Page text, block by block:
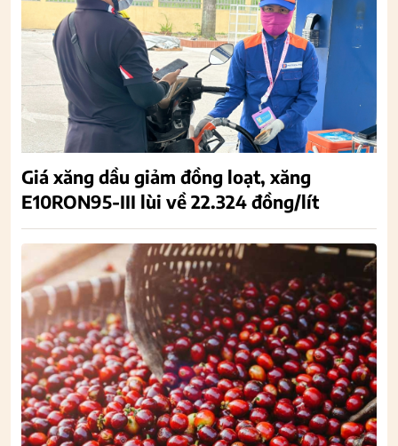
Giá xăng dầu giảm đồng loạt, xăng
E10RON95-III lùi về 22.324 đồng/lít